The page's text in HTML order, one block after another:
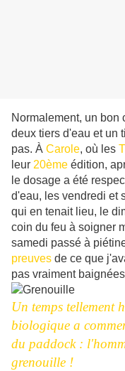
Normalement, un bon
deux tiers d'eau et un
pas. À Carole, où les
leur 20ème édition,
le dosage a été
d'eau, les vendredi et
qui en tenait lieu, le
coin du feu à soigner
samedi passé à
preuves de ce que
pas vraiment
Un temps tellement
biologique a
du paddock :
grenouille !